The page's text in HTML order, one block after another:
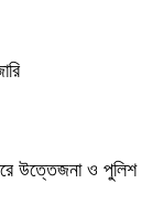
উত্তেজনা ও পুলিশ